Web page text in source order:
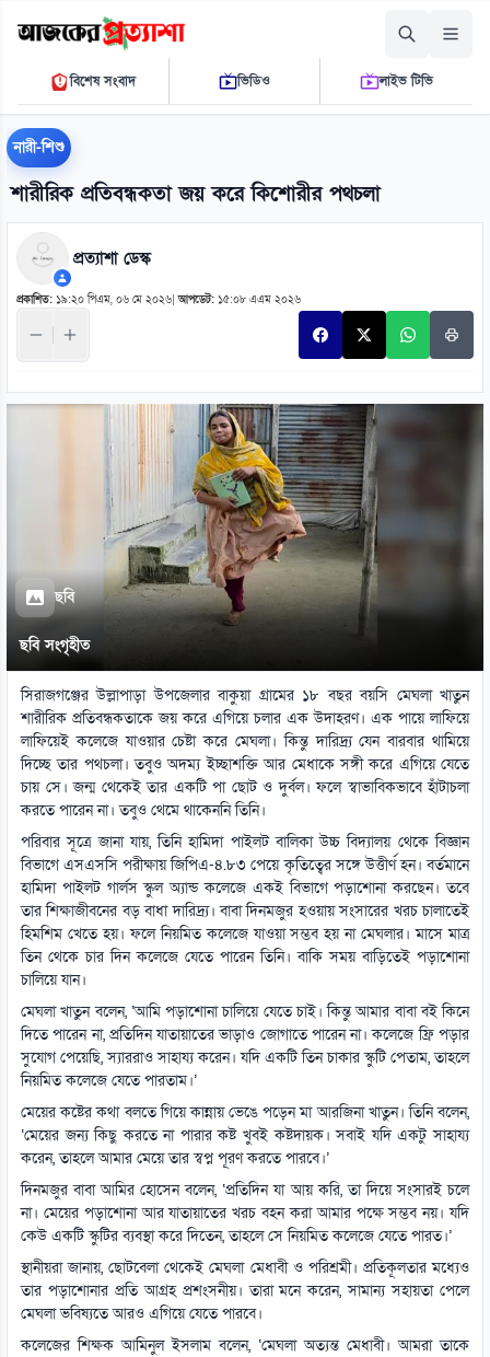
রোববার, ০৯ আগস্ট ২০২৬
০৩ ৪৬ ৪৫ পি.এম.THE DAILY AJKER PROTTASHA
বিশেষ সংবাদ ভিডিও লাইভ টিভি
নারী-শিশু
শারীরিক প্রতিবন্ধকতা জয় করে কিশোরীর পথচলা
প্রত্যাশা ডেস্ক
প্রকাশিত: ১৯:২০ পিএম, ০৬ মে ২০২৬ |আপডেট: ১৫:০৮ এএম ২০২৬
ছবি
ছবি সংগৃহীত
সিরাজগঞ্জের উল্লাপাড়া উপজেলার বাকুয়া গ্রামের ১৮ বছর বয়সি মেঘলা খাতুন
শারীরিক প্রতিবন্ধকতাকে জয় করে এগিয়ে চলার এক উদাহরণ। এক পায়ে লাফিয়ে
লাফিয়েই কলেজে যাওয়ার চেষ্টা করে মেঘলা। কিন্তু দারিদ্র্য যেন বারবার থামিয়ে
দিচ্ছে তার পথচলা। তবুও অদম্য ইচ্ছাশক্তি আর মেধাকে সঙ্গী করে এগিয়ে যেতে
চায় সে। জন্ম থেকেই তার একটি পা ছোট ও দুর্বল। ফলে স্বাভাবিকভাবে হাঁটাচলা
করতে পারেন না। তবুও থেমে থাকেননি তিনি।
পরিবার সূত্রে জানা যায়, তিনি হামিদা পাইলট বালিকা উচ্চ বিদ্যালয় থেকে বিজ্ঞান
বিভাগে এসএসসি পরীক্ষায় জিপিএ-৪.৮৩ পেয়ে কৃতিত্বের সঙ্গে উত্তীর্ণ হন। বর্তমানে
হামিদা পাইলট গার্লস স্কুল অ্যান্ড কলেজে একই বিভাগে পড়াশোনা করছেন। তবে
তার শিক্ষাজীবনের বড় বাধা দারিদ্র্য। বাবা দিনমজুর হওয়ায় সংসারের খরচ চালাতেই
হিমশিম খেতে হয়। ফলে নিয়মিত কলেজে যাওয়া সম্ভব হয় না মেঘলার। মাসে মাত্র
তিন থেকে চার দিন কলেজে যেতে পারেন তিনি। বাকি সময় বাড়িতেই পড়াশোনা
চালিয়ে যান।
মেঘলা খাতুন বলেন, ‘আমি পড়াশোনা চালিয়ে যেতে চাই। কিন্তু আমার বাবা বই কিনে
দিতে পারেন না, প্রতিদিন যাতায়াতের ভাড়াও জোগাতে পারেন না। কলেজে ফ্রি পড়ার
সুযোগ পেয়েছি, স্যাররাও সাহায্য করেন। যদি একটি তিন চাকার স্কুটি পেতাম, তাহলে
নিয়মিত কলেজে যেতে পারতাম।’
মেয়ের কষ্টের কথা বলতে গিয়ে কান্নায় ভেঙে পড়েন মা আরজিনা খাতুন। তিনি বলেন,
‘মেয়ের জন্য কিছু করতে না পারার কষ্ট খুবই কষ্টদায়ক। সবাই যদি একটু সাহায্য
করেন, তাহলে আমার মেয়ে তার স্বপ্ন পূরণ করতে পারবে।’
দিনমজুর বাবা আমির হোসেন বলেন, ‘প্রতিদিন যা আয় করি, তা দিয়ে সংসারই চলে
না। মেয়ের পড়াশোনা আর যাতায়াতের খরচ বহন করা আমার পক্ষে সম্ভব নয়। যদি
কেউ একটি স্কুটির ব্যবস্থা করে দিতেন, তাহলে সে নিয়মিত কলেজে যেতে পারত।’
স্থানীয়রা জানায়, ছোটবেলা থেকেই মেঘলা মেধাবী ও পরিশ্রমী। প্রতিকূলতার মধ্যেও
তার পড়াশোনার প্রতি আগ্রহ প্রশংসনীয়। তারা মনে করেন, সামান্য সহায়তা পেলে
মেঘলা ভবিষ্যতে আরও এগিয়ে যেতে পারবে।
কলেজের শিক্ষক আমিনুল ইসলাম বলেন, ‘মেঘলা অত্যন্ত মেধাবী। আমরা তাকে